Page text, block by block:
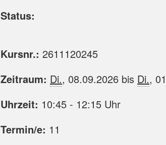
Status:
Kursnr.: 2611120245
Zeitraum: Di., 08.09.2026 bis Di.,
Uhrzeit: 10:45 - 12:15 Uhr
Termin/e: 11